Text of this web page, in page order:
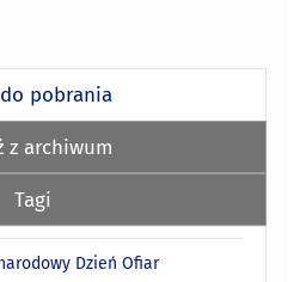
pobrania
z archiwum
Tagi
Dzień Ofiar